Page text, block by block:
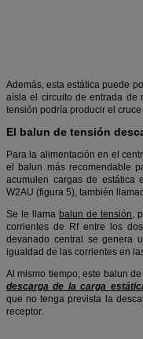
Además, esta estática puede
aísla el circuito de entrada de
tensión podría producir el
El balun de tensión
Para la alimentación en el
el balun más recomendable
acumulen cargas de estática
W2AU (figura 5), también
Se le llama balun de tensión,
corrientes de Rf entre los
devanado central se genera
igualdad de las corrientes en
Al mismo tiempo, este balun
descarga de la carga
que no tenga prevista la
receptor.